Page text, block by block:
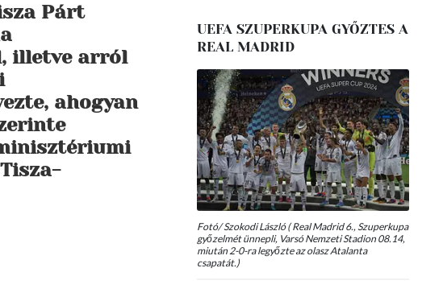
Párt
illetve arról
ahogyan
UEFA SZUPERKUPA GYŐZTES A
REAL MADRID
Fotó/ Szokodi László ( Real Madrid 6., Szuperkupa
győzelmét ünnepli, Varsó Nemzeti Stadion 08.14,
miután 2-0-ra legyőzte az olasz Atalanta
csapatát.)